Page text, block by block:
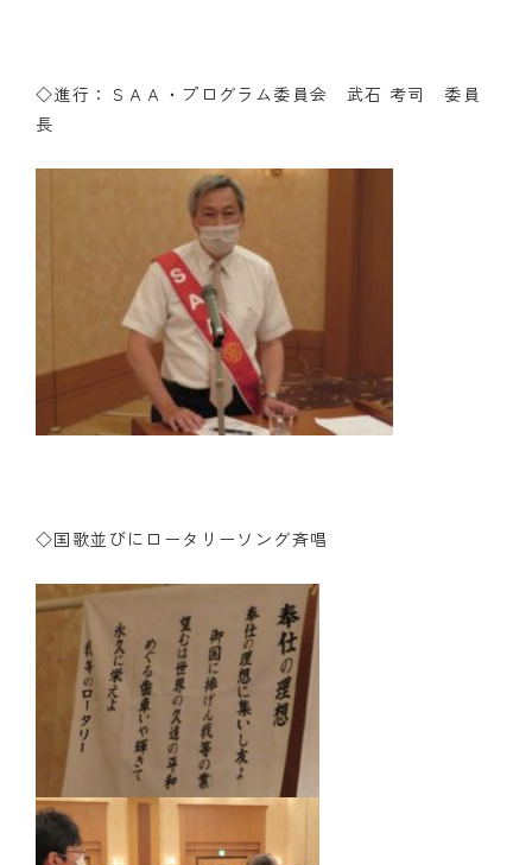
◇進行：ＳＡＡ・プログラム委員会 武石 考司 委員
長
◇国歌並びにロータリーソング斉唱